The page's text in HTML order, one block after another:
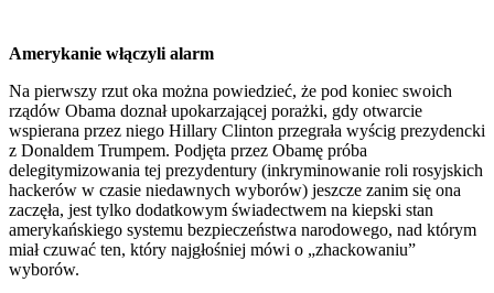
Amerykanie włączyli alarm
Na pierwszy rzut oka można powiedzieć, że pod koniec swoich
rządów Obama doznał upokarzającej porażki, gdy otwarcie
wspierana przez niego Hillary Clinton przegrała wyścig prezydencki
z Donaldem Trumpem. Podjęta przez Obamę próba
delegitymizowania tej prezydentury (inkryminowanie roli rosyjskich
hackerów w czasie niedawnych wyborów) jeszcze zanim się ona
zaczęła, jest tylko dodatkowym świadectwem na kiepski stan
amerykańskiego systemu bezpieczeństwa narodowego, nad którym
miał czuwać ten, który najgłośniej mówi o „zhackowaniu”
wyborów.